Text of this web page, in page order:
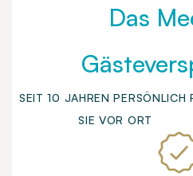
Das
SEIT 10 JAHREN PERSÖNLICH
SIE VOR ORT